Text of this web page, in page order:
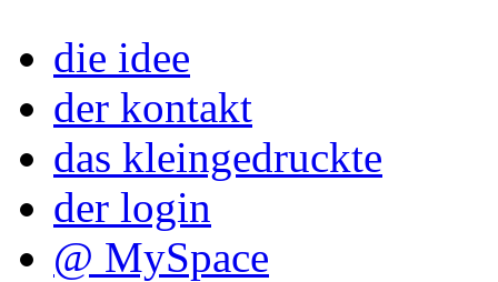
die idee
der kontakt
das kleingedruckte
der login
@ MySpace